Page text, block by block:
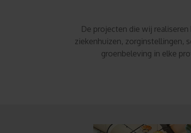
De projecten die wij
ziekenhuizen, zorginstellingen,
groenbeleving in elke